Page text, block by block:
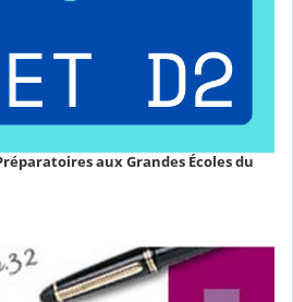
aux Grandes Écoles du